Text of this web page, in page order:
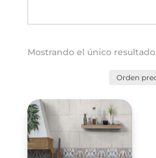
Mostrando el único resultado